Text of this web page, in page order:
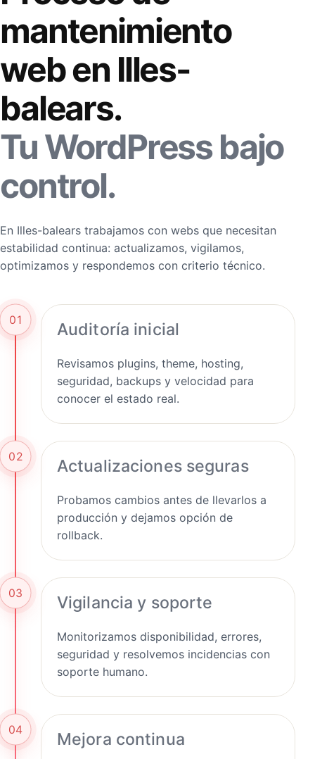
mantenimiento
web en Illes-
balears.
Tu WordPress bajo
control.
En Illes-balears trabajamos con webs que necesitan
estabilidad continua: actualizamos, vigilamos,
optimizamos y respondemos con criterio técnico.
01 Auditoría inicial
Revisamos plugins, theme, hosting,
seguridad, backups y velocidad para
conocer el estado real.
02 Actualizaciones seguras
Probamos cambios antes de llevarlos a
producción y dejamos opción de
rollback.
03 Vigilancia y soporte
Monitorizamos disponibilidad, errores,
seguridad y resolvemos incidencias con
soporte humano.
04 Mejora continua